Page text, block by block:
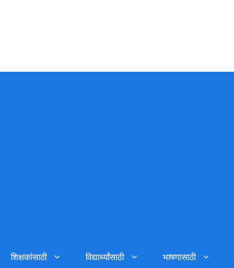
शिक्षकांसाठी विद्यार्थ्यांसाठी भाषणासाठी